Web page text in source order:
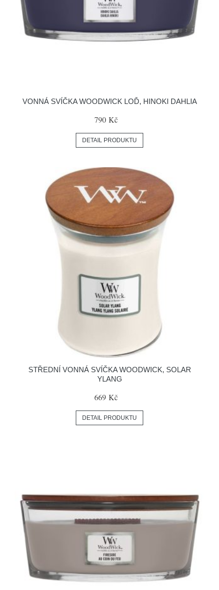
VONNÁ SVÍČKA WOODWICK LOĎ, HINOKI DAHLIA
790 Kč
DETAIL PRODUKTU
STŘEDNÍ VONNÁ SVÍČKA WOODWICK, SOLAR
YLANG
669 Kč
DETAIL PRODUKTU